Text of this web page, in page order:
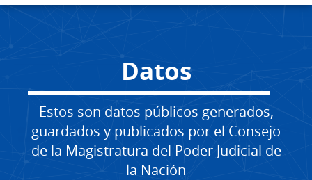
Datos
Estos son datos públicos generados,
guardados y publicados por el Consejo
de la Magistratura del Poder Judicial de
la Nación